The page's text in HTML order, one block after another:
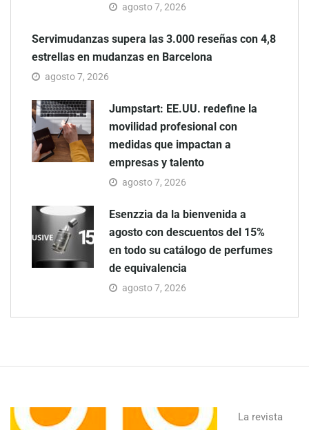
agosto 7, 2026
Servimudanzas supera las 3.000 reseñas con 4,8
estrellas en mudanzas en Barcelona
agosto 7, 2026
Jumpstart: EE.UU. redefine la
movilidad profesional con
medidas que impactan a
empresas y talento
agosto 7, 2026
Esenzzia da la bienvenida a
agosto con descuentos del 15%
en todo su catálogo de perfumes
de equivalencia
agosto 7, 2026
La revista